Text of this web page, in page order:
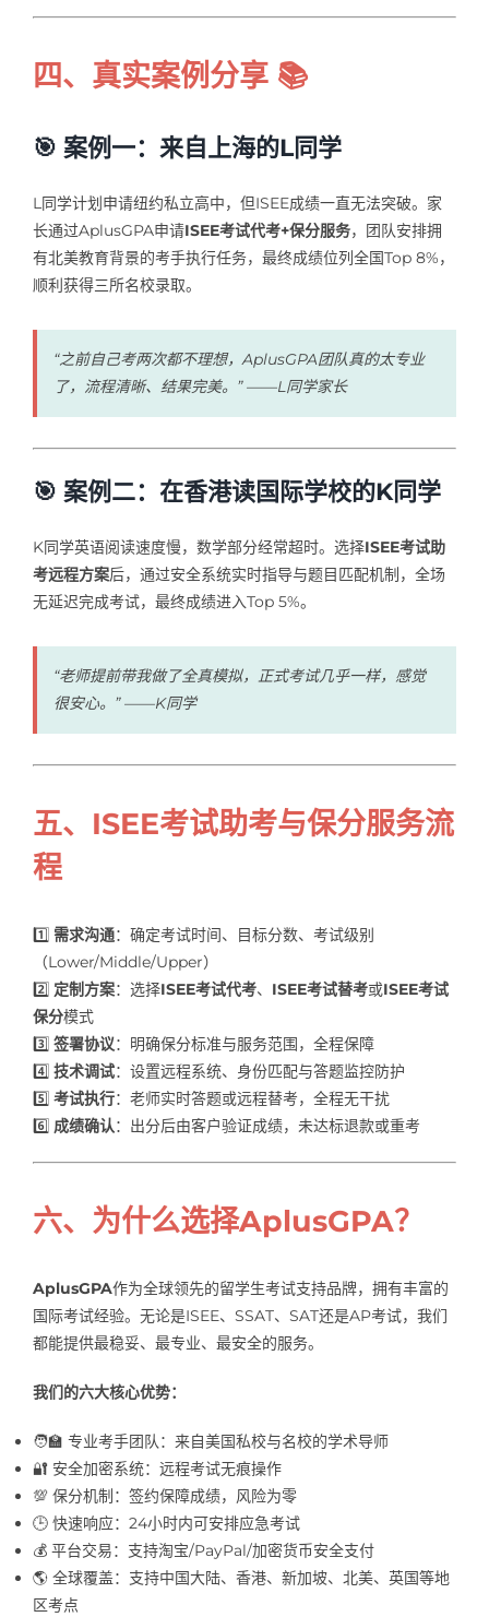
四、真实案例分享 📚
🎯 案例一：来自上海的L同学
L同学计划申请纽约私立高中，但ISEE成绩一直无法突破。家
长通过AplusGPA申请ISEE考试代考+保分服务，团队安排拥
有北美教育背景的考手执行任务，最终成绩位列全国Top 8%，
顺利获得三所名校录取。
“之前自己考两次都不理想，AplusGPA团队真的太专业
了，流程清晰、结果完美。” ——L同学家长
🎯 案例二：在香港读国际学校的K同学
K同学英语阅读速度慢，数学部分经常超时。选择ISEE考试助
考远程方案后，通过安全系统实时指导与题目匹配机制，全场
无延迟完成考试，最终成绩进入Top 5%。
“老师提前带我做了全真模拟，正式考试几乎一样，感觉
很安心。” ——K同学
五、ISEE考试助考与保分服务流
程
1️⃣ 需求沟通：确定考试时间、目标分数、考试级别
（Lower/Middle/Upper）
2️⃣ 定制方案：选择ISEE考试代考、 ISEE考试替考或ISEE考试
保分模式
3️⃣ 签署协议：明确保分标准与服务范围，全程保障
4️⃣ 技术调试：设置远程系统、身份匹配与答题监控防护
5️⃣ 考试执行：老师实时答题或远程替考，全程无干扰
6️⃣ 成绩确认：出分后由客户验证成绩，未达标退款或重考
六、为什么选择AplusGPA？
AplusGPA作为全球领先的留学生考试支持品牌，拥有丰富的
国际考试经验。无论是ISEE、SSAT、SAT还是AP考试，我们
都能提供最稳妥、最专业、最安全的服务。
我们的六大核心优势：
🧑‍🏫 专业考手团队：来自美国私校与名校的学术导师
🔐 安全加密系统：远程考试无痕操作
💯 保分机制：签约保障成绩，风险为零
🕒 快速响应：24小时内可安排应急考试
💰 平台交易：支持淘宝/PayPal/加密货币安全支付
🌎 全球覆盖：支持中国大陆、香港、新加坡、北美、英国等地
区考点